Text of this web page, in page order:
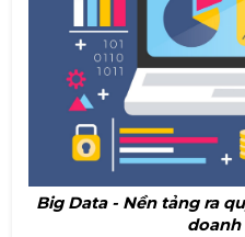
Big Data - Nền tảng ra
doanh